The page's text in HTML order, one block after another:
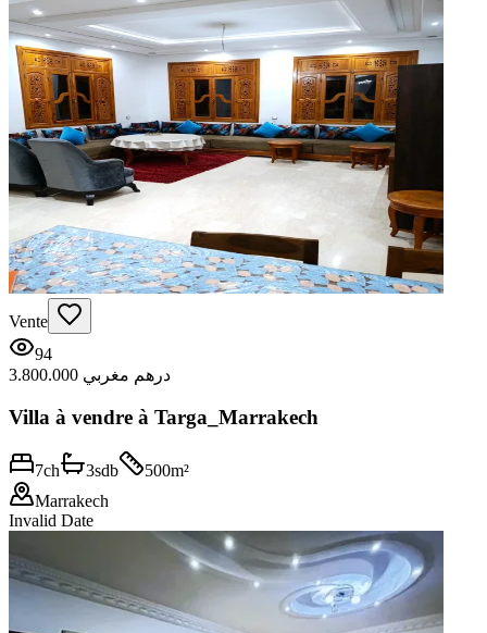
Vente
94
3.800.000 درهم مغربي
Villa à vendre à Targa_Marrakech
7ch 3sdb 500m²
Marrakech
Invalid Date